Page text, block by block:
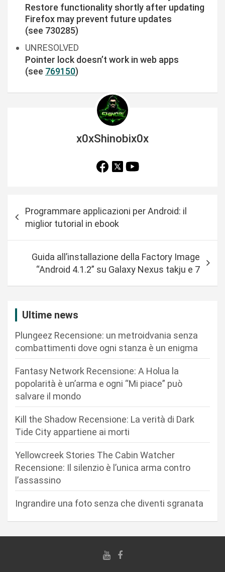
Restore functionality shortly after updating
Firefox may prevent future updates
(see 730285)
UNRESOLVED
Pointer lock doesn’t work in web apps
(see 769150)
x0xShinobix0x
a
Programmare applicazioni per Android: il
miglior tutorial in ebook
Guida all’installazione della Factory Image
“Android 4.1.2” su Galaxy Nexus takju e 7
Ultime news
Plungeez Recensione: un metroidvania senza
combattimenti dove ogni stanza è un enigma
Fantasy Network Recensione: A Holua la
popolarità è un’arma e ogni “Mi piace” può
salvare il mondo
Kill the Shadow Recensione: La verità di Dark
Tide City appartiene ai morti
Yellowcreek Stories The Cabin Watcher
Recensione: Il silenzio è l’unica arma contro
l’assassino
Ingrandire una foto senza che diventi sgranata